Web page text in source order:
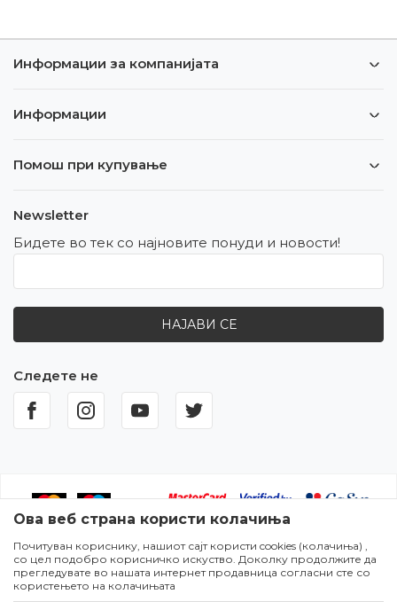
Информации за компанијата
Информации
Помош при купување
Newsletter
Бидете во тек со најновите понуди и новости!
НАЈАВИ СЕ
Следете не
Настојуваме да бидеме што попрецизни во описот на
производите,прикажувањето на сликите и самите цени,но не
можеме да гарантираме дека сите информации се комплетни и
без грешки. Сите артикли прикажани на сајтот се дел од нашата
Ова веб страна користи колачиња
Почитуван кориснику, нашиот сајт користи cookies (колачиња) ,
со цел подобро корисничко искуство. Доколку продолжите да
прегледувате во нашата интернет продавница согласни сте со
користењето на колачињата